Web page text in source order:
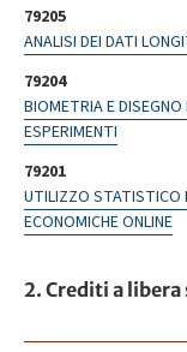
79205
ANALISI DEI DATI
79204
BIOMETRIA E DISEGNO
ESPERIMENTI
79201
UTILIZZO STATISTICO
ECONOMICHE ONLINE
2. Crediti a libera